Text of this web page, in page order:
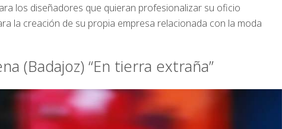
los diseñadores que quieran profesionalizar su oficio
la creación de su propia empresa relacionada con la moda
(Badajoz) “En tierra extraña”